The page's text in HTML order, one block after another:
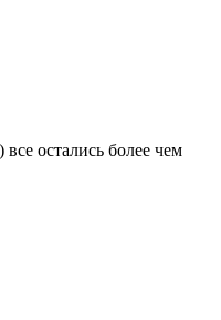
остались более чем